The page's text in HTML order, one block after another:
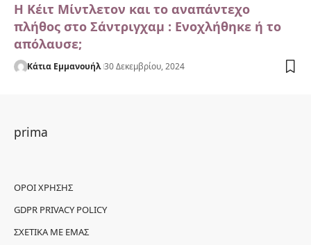
H Κέιτ Μίντλετον και το αναπάντεχο
πλήθος στο Σάντριγχαμ : Ενοχλήθηκε ή το
απόλαυσε;
Κάτια Εμμανουήλ 30 Δεκεμβρίου, 2024
prima
ΌΡΟΙ ΧΡΉΣΗΣ
GDPR PRIVACY POLICY
ΣΧΕΤΙΚΆ ΜΕ ΕΜΆΣ